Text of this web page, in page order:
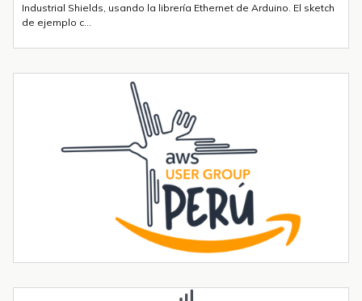
Industrial Shields, usando la librería Ethernet de Arduino. El sketch
de ejemplo c...
integrado
Introducción La integración de la comunicación 4G en PLCs
basados en ESP32 abre un sinfín de posibilidades para el IoT y la
automatización industrial. En una entrada anterior del blog,​ "Cómo
Tendencias transformadoras en robótica industrial para 2026 y
La robótica industrial ya no crece de forma constante — está
acelerando. Las instalaciones globales de robots industriales
superaron las 590.000 unidades en 2023 y se proyecta que